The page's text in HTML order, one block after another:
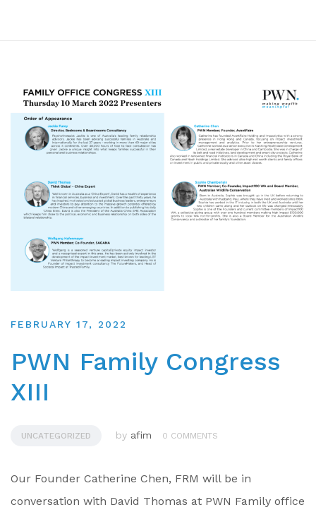
FEBRUARY 17, 2022
PWN Family Congress
XIII
UNCATEGORIZED by afim 0 COMMENTS
Our Founder Catherine Chen, FRM will be in
conversation with David Thomas at PWN Family office